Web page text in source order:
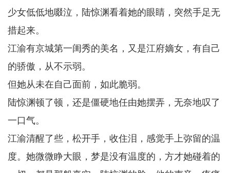
少女低低地啜泣，陆惊渊看着她的眼睛，突然手足无
措起来。
江渝有京城第一闺秀的美名，又是江府嫡女，有自己
的骄傲，从不示弱。
但她从未在自己面前，如此脆弱。
陆惊渊顿了顿，还是僵硬地任由她摆弄，无奈地叹了
一口气。
江渝清醒了些，松开手，收住泪，感觉手上弥留的温
度。她微微睁大眼，梦是没有温度的，方才她碰着的